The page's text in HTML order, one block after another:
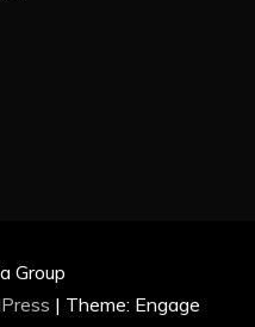
Group
| Theme: Engage